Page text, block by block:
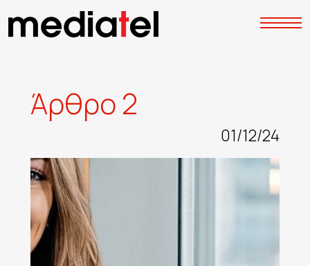
Άρθρο 2
01/12/24